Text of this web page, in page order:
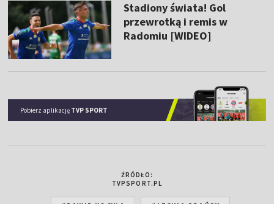
Stadiony świata! Gol
przewrotką i remis w
Radomiu [WIDEO]
Pobierz aplikację TVP SPORT
ŹRÓDŁO:
TVPSPORT.PL